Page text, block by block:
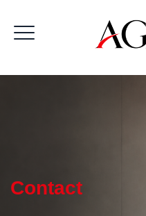
Contact